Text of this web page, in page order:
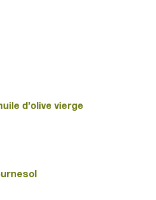
d’olive vierge